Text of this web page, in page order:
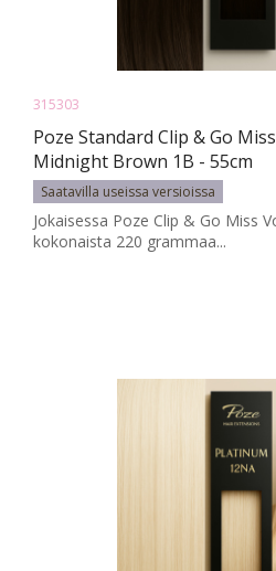
315303
Poze Standard Clip & Go
Midnight Brown 1B - 55cm
Saatavilla useissa versioissa
Jokaisessa Poze Clip & Go Miss
kokonaista 220 grammaa...